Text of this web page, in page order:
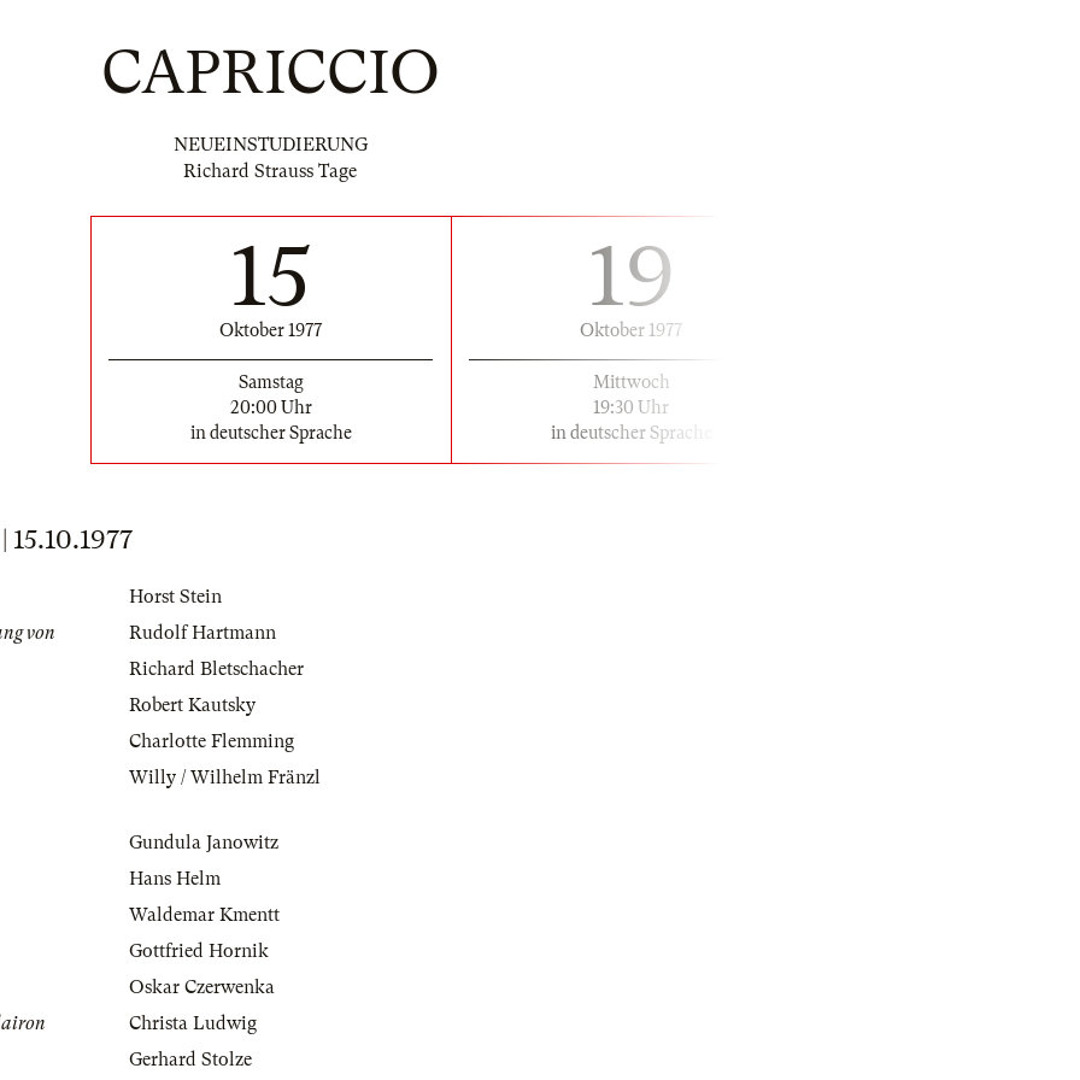
CAPRICCIO
NEUEINSTUDIERUNG
Richard Strauss Tage
15
Oktober 1977
Samstag
20:00 Uhr
in deutscher Sprache
19
Oktober 1977
Mittwoch
19:30 Uhr
in deutscher Sprache
Horst Stein
von
Rudolf Hartmann
Richard Bletschacher
Robert Kautsky
Charlotte Flemming
Willy / Wilhelm Fränzl
Gundula Janowitz
Hans Helm
Waldemar Kmentt
Gottfried Hornik
Oskar Czerwenka
Christa Ludwig
Gerhard Stolze